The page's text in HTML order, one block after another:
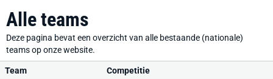
Alle teams
Deze pagina bevat een overzicht van alle bestaande (nationale)
teams op onze website.
Team Competitie